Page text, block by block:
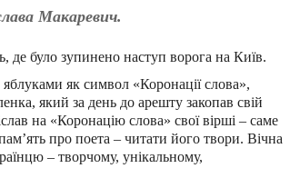
Макаревич.
де було зупинено наступ ворога на Київ.
як символ «Коронації слова»,
який за день до арешту закопав свій
на «Коронацію слова» свої вірші – саме
про поета – читати його твори. Вічна
– творчому, унікальному,